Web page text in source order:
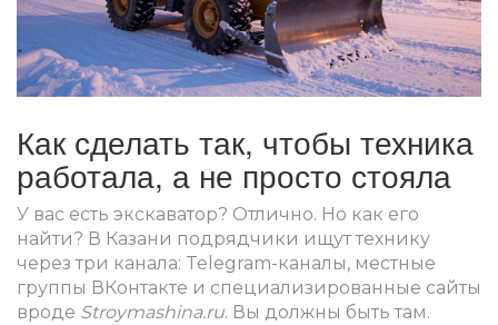
Как сделать так, чтобы техника
работала, а не просто стояла
У вас есть экскаватор? Отлично. Но как его
найти? В Казани подрядчики ищут технику
через три канала: Telegram-каналы, местные
группы ВКонтакте и специализированные сайты
вроде Stroymashina.ru. Вы должны быть там.